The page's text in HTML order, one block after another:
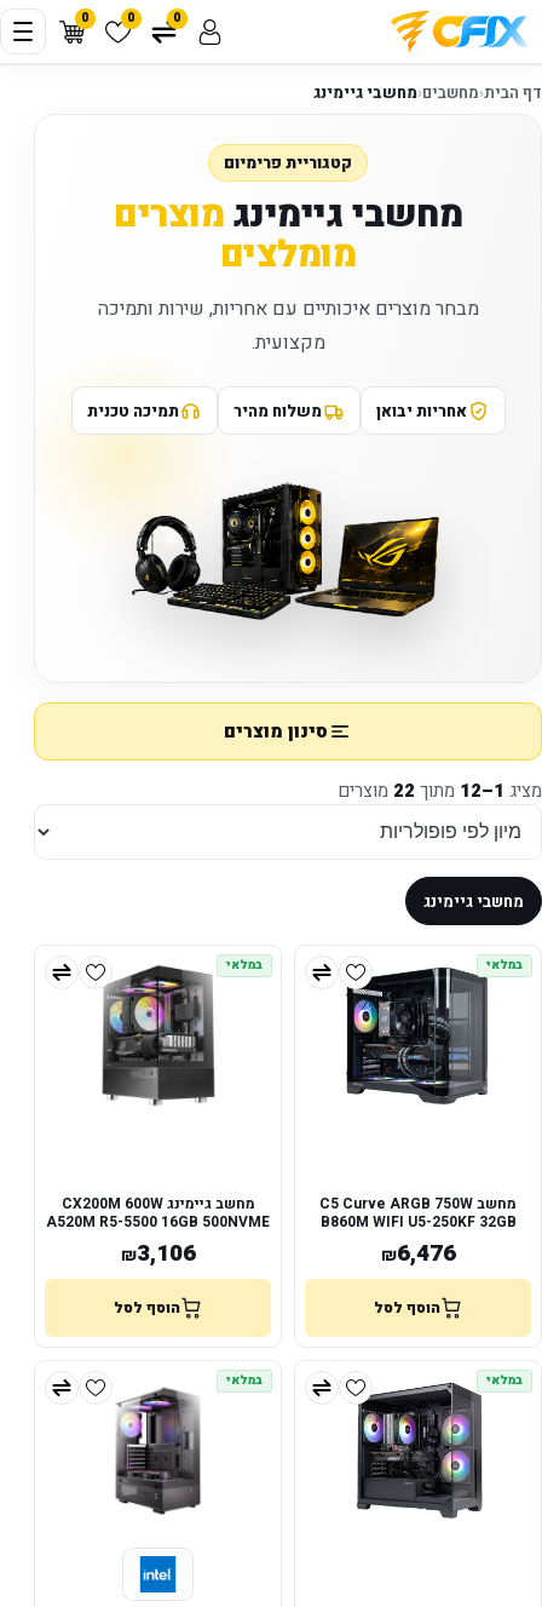
0 0 0
דף הבית‹מחשבים‹מחשבי גיימינג
קטגוריית פרימיום
מחשבי גיימינגמוצרים
מומלצים
מבחר מוצרים איכותיים עם אחריות, שירות ותמיכה
מקצועית.
אחריות יבואן משלוח מהיר תמיכה טכנית
סינון מוצרים
מציג 1–12 מתוך 22 מוצרים
מחשבי גיימינג
במלאי
מחשב C5 Curve ARGB 750W
B860M WIFI U5-250KF 32GB
1TB NVME RTX5060
₪6,476
הוסף לסל
במלאי
מחשב גיימינג CX200M 600W
A520M R5-5500 16GB 500NVME
RTX 3050
₪3,106
הוסף לסל
במלאי במלאי